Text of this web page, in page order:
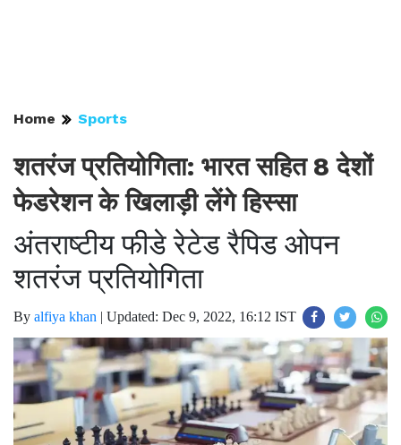
Home Sports
शतरंज प्रतियोगिता: भारत सहित 8 देशों
फेडरेशन के खिलाड़ी लेंगे हिस्सा
अंतराष्टीय फीडे रेटेड रैपिड ओपन
शतरंज प्रतियोगिता
By alfiya khan | Updated: Dec 9, 2022, 16:12 IST